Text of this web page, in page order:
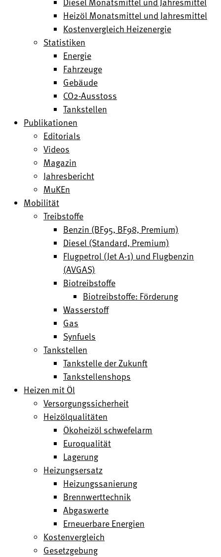
Heizöl Monatsmittel und Jahresmittel
Kostenvergleich Heizenergie
Statistiken
Energie
Fahrzeuge
Gebäude
CO2-Ausstoss
Tankstellen
Publikationen
Editorials
Videos
Magazin
Jahresbericht
MuKEn
Mobilität
Treibstoffe
Benzin (BF95, BF98, Premium)
Diesel (Standard, Premium)
Flugpetrol (Jet A-1) und Flugbenzin
(AVGAS)
Biotreibstoffe
Biotreibstoffe: Förderung
Wasserstoff
Gas
Synfuels
Tankstellen
Tankstelle der Zukunft
Tankstellenshops
Heizen mit Öl
Versorgungssicherheit
Heizölqualitäten
Ökoheizöl schwefelarm
Euroqualität
Lagerung
Heizungsersatz
Heizungssanierung
Brennwerttechnik
Abgaswerte
Erneuerbare Energien
Kostenvergleich
Gesetzgebung